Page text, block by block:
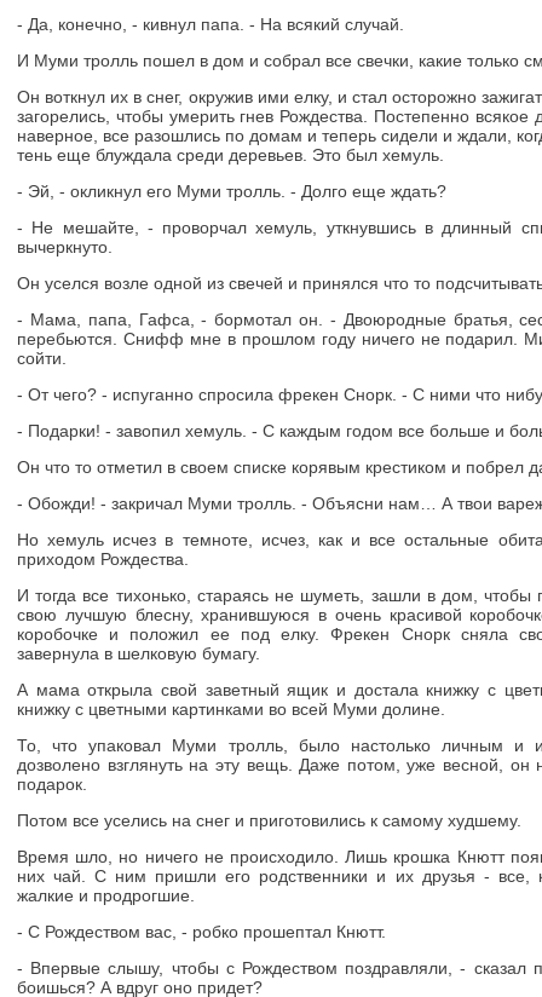
- Да, конечно, - кивнул папа. - На всякий случай.
И Муми тролль пошел в дом и собрал все свечки, какие только
Он воткнул их в снег, окружив ими елку, и стал осторожно
загорелись, чтобы умерить гнев Рождества. Постепенно
наверное, все разошлись по домам и теперь сидели и ждали,
тень еще блуждала среди деревьев. Это был хемуль.
- Эй, - окликнул его Муми тролль. - Долго еще ждать?
- Не мешайте, - проворчал хемуль, уткнувшись в длинный
вычеркнуто.
Он уселся возле одной из свечей и принялся что то
- Мама, папа, Гафса, - бормотал он. - Двоюродные братья,
перебьются. Снифф мне в прошлом году ничего не подарил.
сойти.
- От чего? - испуганно спросила фрекен Снорк. - С ними что
- Подарки! - завопил хемуль. - С каждым годом все больше и
Он что то отметил в своем списке корявым крестиком и побрел
- Обожди! - закричал Муми тролль. - Объясни нам… А твои
Но хемуль исчез в темноте, исчез, как и все остальные
приходом Рождества.
И тогда все тихонько, стараясь не шуметь, зашли в дом,
свою лучшую блесну, хранившуюся в очень красивой
коробочке и положил ее под елку. Фрекен Снорк сняла
завернула в шелковую бумагу.
А мама открыла свой заветный ящик и достала книжку с
книжку с цветными картинками во всей Муми долине.
То, что упаковал Муми тролль, было настолько личным и
дозволено взглянуть на эту вещь. Даже потом, уже весной, он
подарок.
Потом все уселись на снег и приготовились к самому худшему.
Время шло, но ничего не происходило. Лишь крошка Кнютт
них чай. С ним пришли его родственники и их друзья - все,
жалкие и продрогшие.
- С Рождеством вас, - робко прошептал Кнютт.
- Впервые слышу, чтобы с Рождеством поздравляли, - сказал
боишься? А вдруг оно придет?